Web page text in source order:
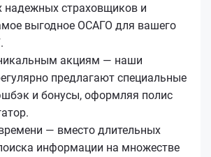
надежных страховщиков и
выгодное ОСАГО для вашего
акциям — наши
предлагают специальные
и бонусы, оформляя полис
— вместо длительных
информации на множестве